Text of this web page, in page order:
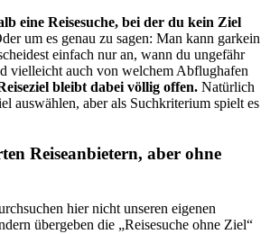
eine Reisesuche, bei der du kein Ziel
um es genau zu sagen: Man kann garkein
einfach nur an, wann du ungefähr
vielleicht auch von welchem Abflughafen
bleibt dabei völlig offen. Natürlich
auswählen, aber als Suchkriterium spielt es
Reiseanbietern, aber ohne
hier nicht unseren eigenen
übergeben die „Reisesuche ohne Ziel“